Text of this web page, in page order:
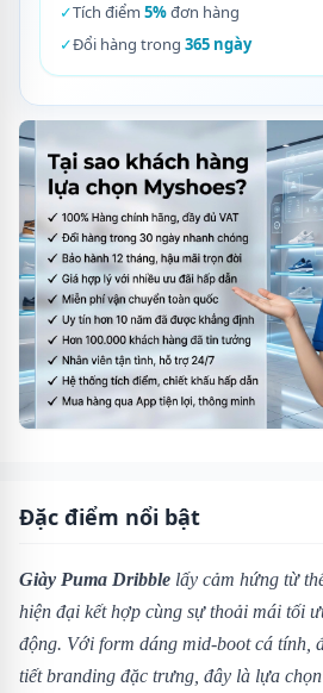
✓Tích điểm 5%đơn hàng
✓Đổi hàng trong 365 ngày
Đặc điểm nổi bật
Giày Puma Dribble lấy cảm hứng từ
hiện đại kết hợp cùng sự thoải mái tối
động. Với form dáng mid-boot cá tính,
tiết branding đặc trưng, đây là lựa